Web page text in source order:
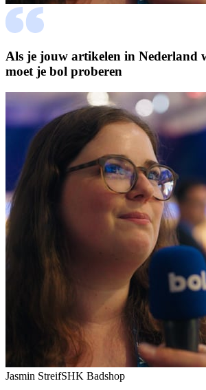
Als je jouw artikelen in Nederland
moet je bol proberen
Jasmin StreifSHK Badshop